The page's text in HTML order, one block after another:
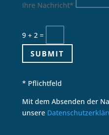
Ihre Nachricht*
9 + 2=
SUBMIT
* Pflichtfeld
Mit dem Absenden der
unsere